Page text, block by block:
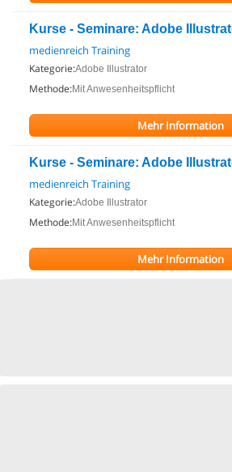
Kurse - Seminare: Adobe
medienreich Training
Kategorie:Adobe Illustrator
Methode:Mit Anwesenheitspflicht
Mehr Information
Kurse - Seminare: Adobe
medienreich Training
Kategorie:Adobe Illustrator
Methode:Mit Anwesenheitspflicht
Mehr Information